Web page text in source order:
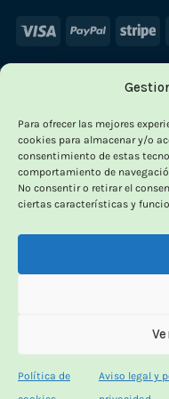
Para ofrecer las mejores
cookies para almacenar y/o
consentimiento de estas
comportamiento de
No consentir o retirar el
ciertas características y
Política de
Aviso legal y
Visa PayPal
OUTLET VORPC
100%